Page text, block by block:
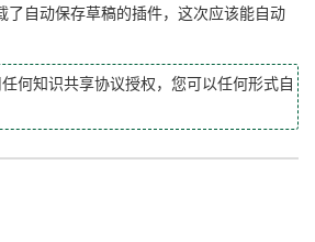
了自动保存草稿的插件，这次应该能自动
何知识共享协议授权，您可以任何形式自